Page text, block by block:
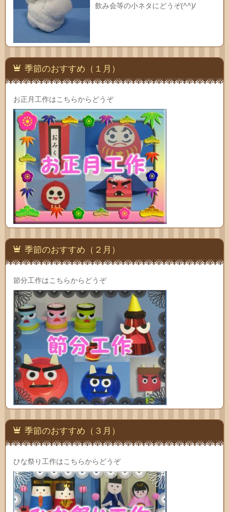
飲み会等の小ネタにどうぞ(^^)/
季節のおすすめ（１月）
お正月工作はこちらからどうぞ
季節のおすすめ（２月）
節分工作はこちらからどうぞ
季節のおすすめ（３月）
ひな祭り工作はこちらからどうぞ